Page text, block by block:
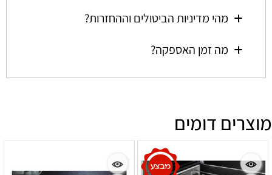
מהי מדיניות הביטולים וההחזרות?
מה זמן האספקה?
מוצרים דומים